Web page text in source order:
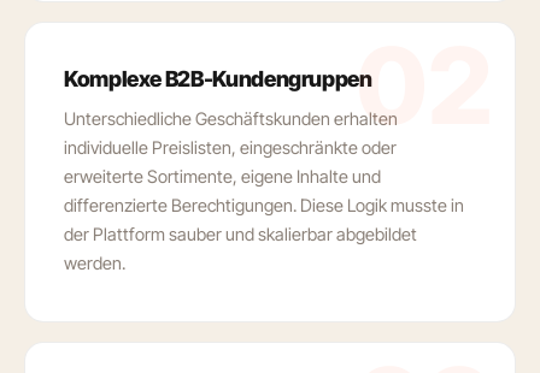
02
Komplexe B2B-Kundengruppen
Unterschiedliche Geschäftskunden erhalten
individuelle Preislisten, eingeschränkte oder
erweiterte Sortimente, eigene Inhalte und
differenzierte Berechtigungen. Diese Logik musste in
der Plattform sauber und skalierbar abgebildet
werden.